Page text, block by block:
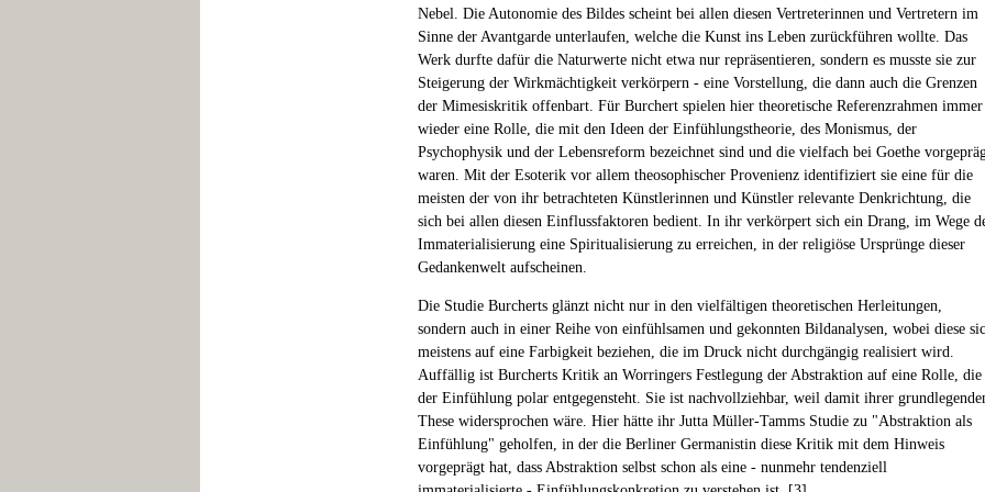
Nebel. Die Autonomie des Bildes scheint bei allen diesen Vertreterinnen und Vertretern im
Sinne der Avantgarde unterlaufen, welche die Kunst ins Leben zurückführen wollte. Das
Werk durfte dafür die Naturwerte nicht etwa nur repräsentieren, sondern es musste sie zur
Steigerung der Wirkmächtigkeit verkörpern - eine Vorstellung, die dann auch die Grenzen
der Mimesiskritik offenbart. Für Burchert spielen hier theoretische Referenzrahmen immer
wieder eine Rolle, die mit den Ideen der Einfühlungstheorie, des Monismus, der
Psychophysik und der Lebensreform bezeichnet sind und die vielfach bei Goethe
waren. Mit der Esoterik vor allem theosophischer Provenienz identifiziert sie eine für die
meisten der von ihr betrachteten Künstlerinnen und Künstler relevante Denkrichtung, die
sich bei allen diesen Einflussfaktoren bedient. In ihr verkörpert sich ein Drang, im Wege
Immaterialisierung eine Spiritualisierung zu erreichen, in der religiöse Ursprünge dieser
Gedankenwelt aufscheinen.
Die Studie Burcherts glänzt nicht nur in den vielfältigen theoretischen Herleitungen,
sondern auch in einer Reihe von einfühlsamen und gekonnten Bildanalysen, wobei diese
meistens auf eine Farbigkeit beziehen, die im Druck nicht durchgängig realisiert wird.
Auffällig ist Burcherts Kritik an Worringers Festlegung der Abstraktion auf eine Rolle, die
der Einfühlung polar entgegensteht. Sie ist nachvollziehbar, weil damit ihrer
These widersprochen wäre. Hier hätte ihr Jutta Müller-Tamms Studie zu "Abstraktion als
Einfühlung" geholfen, in der die Berliner Germanistin diese Kritik mit dem Hinweis
vorgeprägt hat, dass Abstraktion selbst schon als eine - nunmehr tendenziell